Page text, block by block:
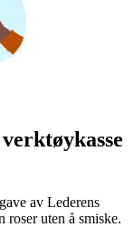
av Lederens
roser uten å smiske.